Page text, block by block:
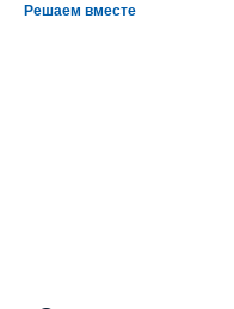
Решаем вместе